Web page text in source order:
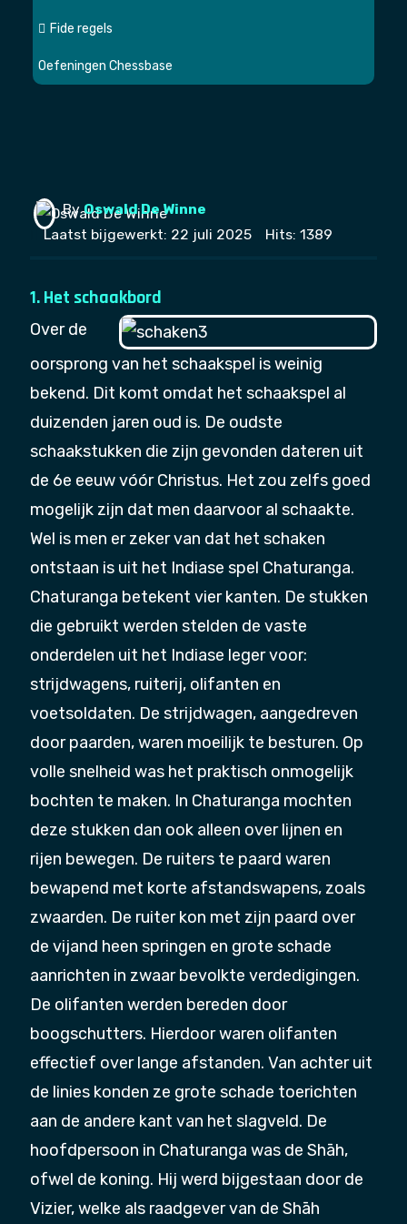
Fide regels
Oefeningen Chessbase
By Oswald De Winne
Laatst bijgewerkt: 22 juli 2025
Hits: 1389
1. Het schaakbord
Over de
oorsprong van het schaakspel is weinig
bekend. Dit komt omdat het schaakspel al
duizenden jaren oud is. De oudste
schaakstukken die zijn gevonden dateren uit
de 6e eeuw vóór Christus. Het zou zelfs goed
mogelijk zijn dat men daarvoor al schaakte.
Wel is men er zeker van dat het schaken
ontstaan is uit het Indiase spel Chaturanga.
Chaturanga betekent vier kanten. De stukken
die gebruikt werden stelden de vaste
onderdelen uit het Indiase leger voor:
strijdwagens, ruiterij, olifanten en
voetsoldaten. De strijdwagen, aangedreven
door paarden, waren moeilijk te besturen. Op
volle snelheid was het praktisch onmogelijk
bochten te maken. In Chaturanga mochten
deze stukken dan ook alleen over lijnen en
rijen bewegen. De ruiters te paard waren
bewapend met korte afstandswapens, zoals
zwaarden. De ruiter kon met zijn paard over
de vijand heen springen en grote schade
aanrichten in zwaar bevolkte verdedigingen.
De olifanten werden bereden door
boogschutters. Hierdoor waren olifanten
effectief over lange afstanden. Van achter uit
de linies konden ze grote schade toerichten
aan de andere kant van het slagveld. De
hoofdpersoon in Chaturanga was de Shāh,
ofwel de koning. Hij werd bijgestaan door de
Vizier, welke als raadgever van de Shāh